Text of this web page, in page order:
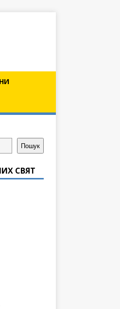
Пошук
СВЯТ